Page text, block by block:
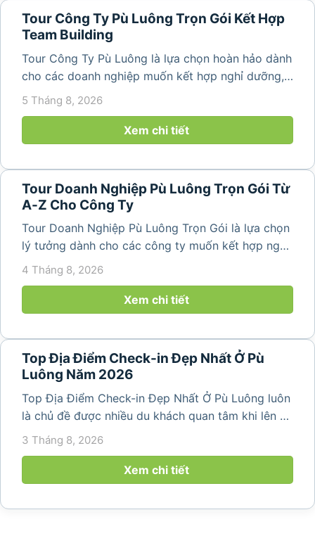
Tour Công Ty Pù Luông Trọn Gói Kết Hợp
Team Building
Tour Công Ty Pù Luông là lựa chọn hoàn hảo dành
cho các doanh nghiệp muốn kết hợp nghỉ dưỡng,
team building và gắn kết tập thể trong không gian
thiên nhiên trong lành. Chỉ cách Hà Nội và Thanh
Hóa vài giờ di chuyển,...
5 Tháng 8, 2026
Xem chi tiết
Tour Doanh Nghiệp Pù Luông Trọn Gói Từ
A-Z Cho Công Ty
Tour Doanh Nghiệp Pù Luông Trọn Gói là lựa chọn
lý tưởng dành cho các công ty muốn kết hợp nghỉ
dưỡng, gắn kết đội ngũ và tái tạo năng lượng sau
thiên nhiên trong lành,...
4 Tháng 8, 2026
Xem chi tiết
Top Địa Điểm Check-in Đẹp Nhất Ở Pù
Luông Năm 2026
Top Địa Điểm Check-in Đẹp Nhất Ở Pù Luông luôn
là chủ đề được nhiều du khách quan tâm khi lên kế
hoạch khám phá vùng đất thiên nhiên nổi tiếng
của Thanh Hóa. Với ruộng bậc thang trải dài, bản
làng yên bình, thác...
3 Tháng 8, 2026
Xem chi tiết